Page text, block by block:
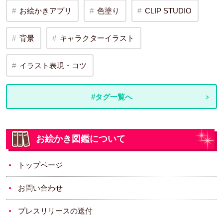
お絵かきアプリ 色塗り CLIP STUDIO
背景 キャラクターイラスト
イラスト表現・コツ
#タグ一覧へ
お絵かき図鑑について
トップページ
お問い合わせ
プレスリリースの送付